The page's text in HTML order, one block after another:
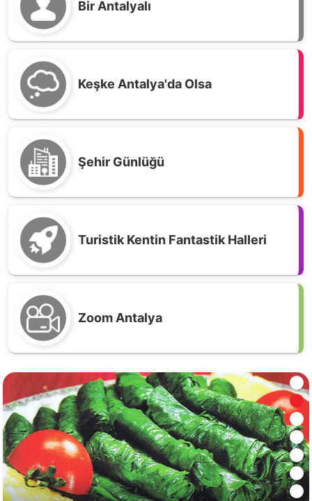
Bir Antalyalı
Keşke Antalya'da Olsa
Şehir Günlüğü
Turistik Kentin Fantastik Halleri
Zoom Antalya
Antalya usulü Vişneli Bamya